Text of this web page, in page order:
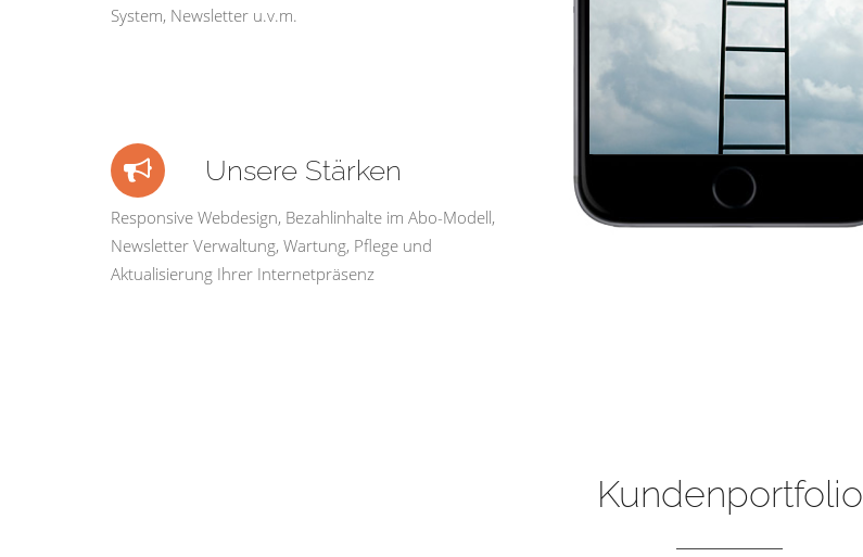
System, Newsletter u.v.m.
Unsere Stärken
Responsive Webdesign, Bezahlinhalte im Abo-Modell,
Newsletter Verwaltung, Wartung, Pflege und
Aktualisierung Ihrer Internetpräsenz
Kundenportfolio